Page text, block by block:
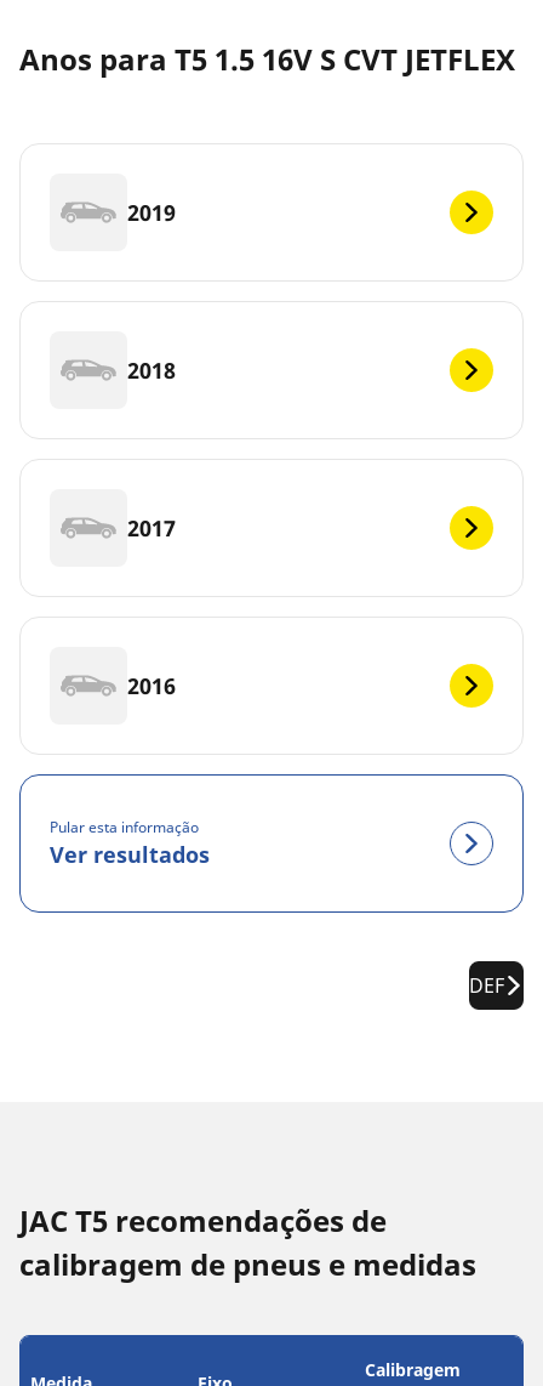
Anos para T5 1.5 16V S CVT JETFLEX
2019
2018
2017
2016
Pular esta informação
Ver resultados
DEF
JAC T5 recomendações de
calibragem de pneus e medidas
Calibragem